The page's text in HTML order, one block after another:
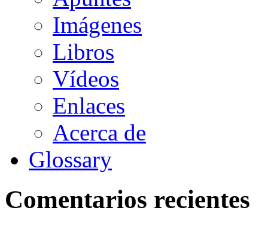
Imágenes
Libros
Vídeos
Enlaces
Acerca de
Glossary
Comentarios recientes